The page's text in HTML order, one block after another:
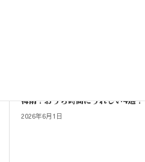
梅雨！おうち時間にうれしい4選！
2026年6月1日